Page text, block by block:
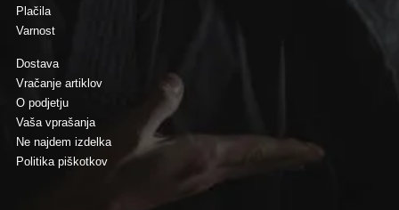
Plačila
Varnost
Dostava
Vračanje artiklov
O podjetju
Vaša vprašanja
Ne najdem izdelka
Politika piškotkov